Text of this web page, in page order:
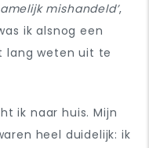
mishandeld’,
ik alsnog een
lang weten uit te
ik naar huis. Mijn
heel duidelijk: ik